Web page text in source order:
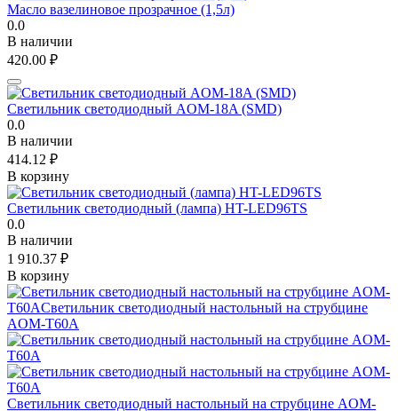
Масло вазелиновое прозрачное (1,5л)
0.0
В наличии
420.00 ₽
Светильник светодиодный AOM-18A (SMD)
0.0
В наличии
414.12 ₽
В корзину
Светильник светодиодный (лампа) HT-LED96TS
0.0
В наличии
1 910.37 ₽
В корзину
Светильник светодиодный настольный на струбцине AOM-